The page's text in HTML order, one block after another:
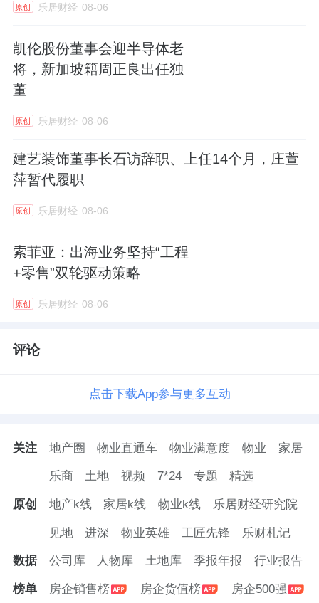
原创 乐居财经 08-06
凯伦股份董事会迎半导体老
将，新加坡籍周正良出任独
董
原创 乐居财经 08-06
建艺装饰董事长石访辞职、上任14个月，庄萱
萍暂代履职
原创 乐居财经 08-06
索菲亚：出海业务坚持“工程
+零售”双轮驱动策略
原创 乐居财经 08-06
评论
点击下载App参与更多互动
关注 地产圈 物业直通车 物业满意度 物业 家居
乐商 土地 视频 7*24 专题 精选
原创 地产k线 家居k线 物业k线 乐居财经研究院
见地 进深 物业英雄 工匠先锋 乐财札记
数据 公司库 人物库 土地库 季报年报 行业报告
榜单 房企销售榜 房企货值榜 房企500强